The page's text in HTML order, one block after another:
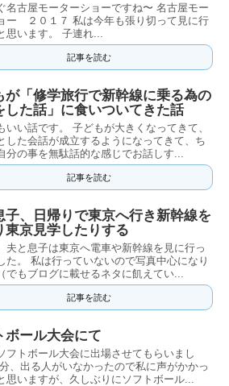
名古屋モーターショーですね〜 名古屋モー
ー ２０１７ 私は今年も張り切って見に行
思います。 子連れ...
記事を読む
が「修学旅行で新幹線に乗る為の
した話」に食いついてきた話
いい話です。 子どもが大きくなってきて、
した会話が成立するようになってきて、ち
分の事を無駄話的な感じでお話しす...
記事を読む
子、日帰りで東京へ行き新幹線を
東京見学したりする
夫と息子は東京へ電車や新幹線を見に行っ
た。 私は行っていないので写真中心になり
でもブログに載せるネタに飢えてい...
記事を読む
ボール大会にて
フトボール大会に出場させてもらいまし
、出る人がいなかったので私に声がかかっ
思いますが、久しぶりにソフトボール...